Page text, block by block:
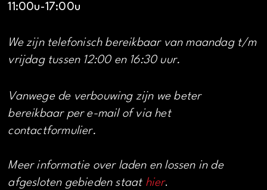
11:00u-17:00u
We zijn telefonisch bereikbaar van maandag t/m
vrijdag tussen 12:00 en 16:30 uur.
Vanwege de verbouwing zijn we beter
bereikbaar per e-mail of via het
contactformulier.
Meer informatie over laden en lossen in de
afgesloten gebieden staat hier.